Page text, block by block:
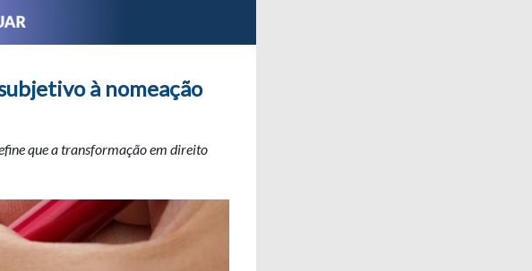
à nomeação
que a transformação em direito